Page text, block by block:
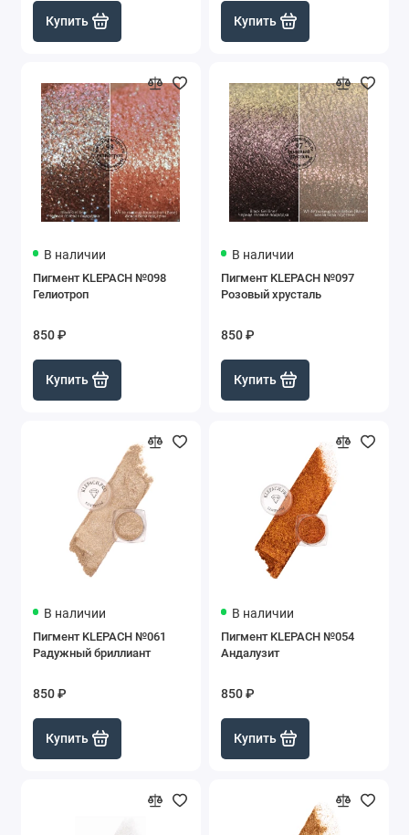
Купить Купить
В наличии
Пигмент KLEPACH №098
Гелиотроп
850 ₽
Купить
В наличии
Пигмент KLEPACH №097
Розовый хрусталь
850 ₽
Купить
В наличии
Пигмент KLEPACH №061
Радужный бриллиант
850 ₽
Купить
В наличии
Пигмент KLEPACH №054
Андалузит
850 ₽
Купить